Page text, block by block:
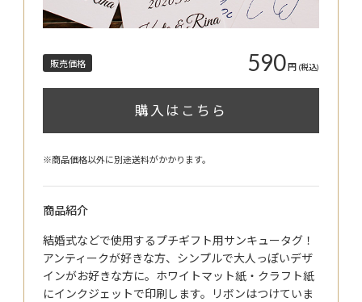
販売価格 590円 (税込)
購入はこちら
※商品価格以外に別途送料がかかります。
商品紹介
結婚式などで使用するプチギフト用サンキュータグ！
アンティークが好きな方、シンプルで大人っぽいデザ
インがお好きな方に。ホワイトマット紙・クラフト紙
にインクジェットで印刷します。リボンはつけていま